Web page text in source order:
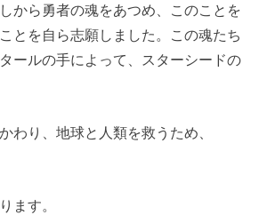
から勇者の魂をあつめ、このことを
とを自ら志願しました。この魂たち
ールの手によって、スターシードの
わり、地球と人類を救うため、
ます。